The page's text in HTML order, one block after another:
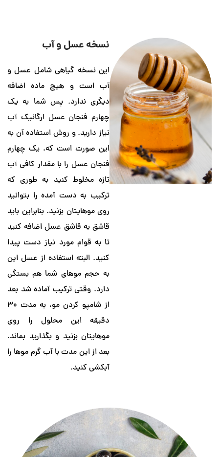
نسخه عسل و آب
این نسخه گیاهی شامل عسل و
آب است و هیچ ماده اضافه
دیگری ندارد. پس شما به یک
چهارم فنجان عسل ارگانیک آب
نیاز دارید. و روش استفاده آن به
این صورت است که، یک چهارم
فنجان عسل را با مقدار کافی آب
تازه مخلوط کنید به طوری که
ترکیب به دست آمده را بتوانید
روی موهایتان بزنید. بنابراین باید
قاشق به قاشق عسل اضافه کنید
تا به قوام مورد نیاز دست پیدا
کنید. البته استفاده از عسل این
به حجم موهای شما هم بستگی
دارد. وقتی ترکیب آماده شد بعد
از شامپو کردن مو، به مدت ۳۰
دقیقه این محلول را روی
موهایتان بزنید و بگذارید بماند.
بعد از این مدت با آب گرم موها را